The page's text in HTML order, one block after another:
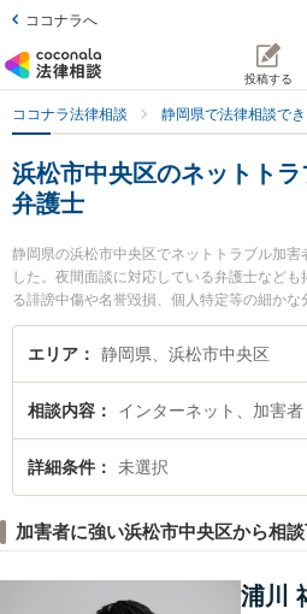
ココナラへ
投稿する
ココナラ法律相談 静岡県で法律相談で
浜松市中央区のネットト
弁護士
静岡県の浜松市中央区でネットトラブル加
した。夜間面談に対応している弁護士など
る誹謗中傷や名誉毀損、個人特定等の細かな
です。特に上島法律事務所の岩田 祐志弁護
事務所の河野 正弁護士のプロフィール情報
ル解決の実績豊富な近くの弁護士を検索し
ブル加害者側を法律相談できる浜松市中央
どでお困りの相談者さんにおすすめです。
エリア 静岡県、浜松市中央区
相談内容 インターネット、加害者
詳細条件 未選択
加害者に強い浜松市中央区から相
浦川